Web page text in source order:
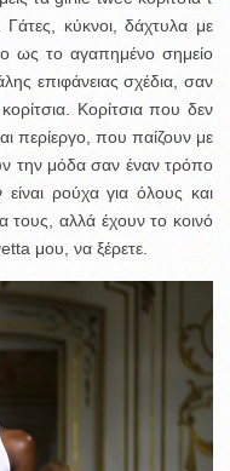
κύκνοι, δάχτυλα με
ως το αγαπημένο σημείο
επιφάνειας σχέδια, σαν
Κορίτσια που δεν
περίεργο, που παίζουν με
την μόδα σαν έναν τρόπο
ρούχα για όλους και
τους, αλλά έχουν το κοινό
μου, να ξέρετε.